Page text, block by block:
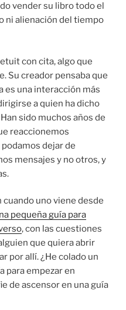
vender su libro todo el
ni alienación del tiempo
con cita, algo que
Su creador pensaba que
es una interacción más
a quien ha dicho
sido muchos años de
reaccionemos
dejar de
mensajes y no otros, y
uno viene desde
pequeña guía para
, con las cuestiones
que quiera abrir
por allí. ¿He colado un
para empezar en
de ascensor en una guía